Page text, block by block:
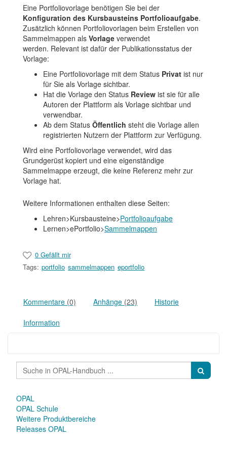
Eine Portfoliovorlage benötigen Sie bei der
Konfiguration des Kursbausteins Portfolioaufgabe.
Zusätzlich können Portfoliovorlagen beim Erstellen von
Sammelmappen als Vorlage verwendet
werden. Relevant ist dafür der Publikationsstatus der
Vorlage:
Eine Portfoliovorlage mit dem Status Privat ist nur
für Sie als Vorlage sichtbar.
Hat die Vorlage den Status Review ist sie für alle
Autoren der Plattform als Vorlage sichtbar und
verwendbar.
Ab dem Status Öffentlich steht die Vorlage allen
registrierten Nutzern der Plattform zur Verfügung.
Wird eine Portfoliovorlage verwendet, wird das
Grundgerüst kopiert und eine eigenständige
Sammelmappe erzeugt, die keine Referenz mehr zur
Vorlage hat.
Weitere Informationen enthalten diese Seiten:
Lehren>Kursbausteine>Portfolioaufgabe
Lernen>ePortfolio>Sammelmappen
0 Gefällt mir
Tags: portfolio sammelmappen eportfolio
Kommentare (0) Anhänge (23) Historie
Information
OPAL
OPAL Schule
Weitere Produktbereiche
Releases OPAL